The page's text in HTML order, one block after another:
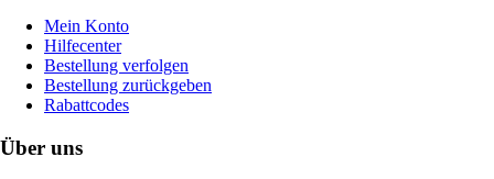
Mein Konto
Hilfecenter
Bestellung verfolgen
Bestellung zurückgeben
Rabattcodes
Über uns